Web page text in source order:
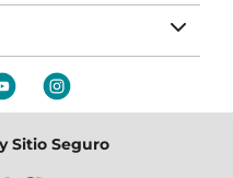
Sitio Seguro